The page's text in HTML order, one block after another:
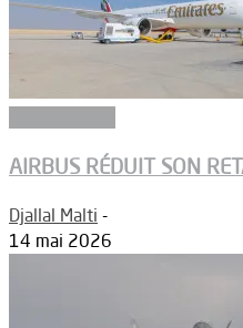
AIRBUS RÉDUIT SON
Djallal Malti -
14 mai 2026